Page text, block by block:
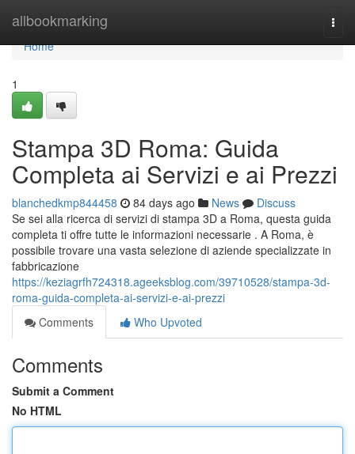
allbookmarking
Home
Home
1
Stampa 3D Roma: Guida
Completa ai Servizi e ai Prezzi
blanchedkmp844458 84 days ago News
Discuss
Se sei alla ricerca di servizi di stampa 3D a Roma, questa guida
completa ti offre tutte le informazioni necessarie . A Roma, è
possibile trovare una vasta selezione di aziende specializzate in
fabbricazione
https://keziagrfh724318.ageeksblog.com/39710528/stampa-3d-
roma-guida-completa-ai-servizi-e-ai-prezzi
Comments
Who Upvoted
Comments
Submit a Comment
No HTML